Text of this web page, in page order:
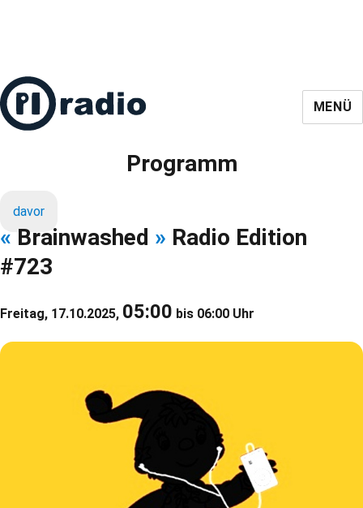
MENÜ
Programm
davor
« Brainwashed » Radio Edition
#723
Freitag, 17.10.2025, 05:00 bis 06:00 Uhr